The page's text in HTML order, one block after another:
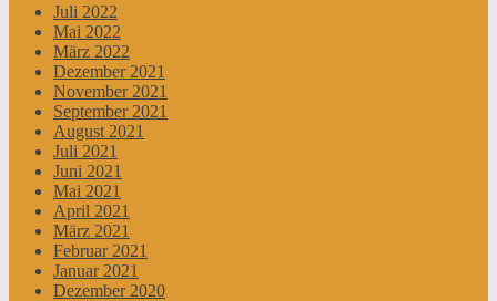
Juli 2022
Mai 2022
März 2022
Dezember 2021
November 2021
September 2021
August 2021
Juli 2021
Juni 2021
Mai 2021
April 2021
März 2021
Februar 2021
Januar 2021
Dezember 2020